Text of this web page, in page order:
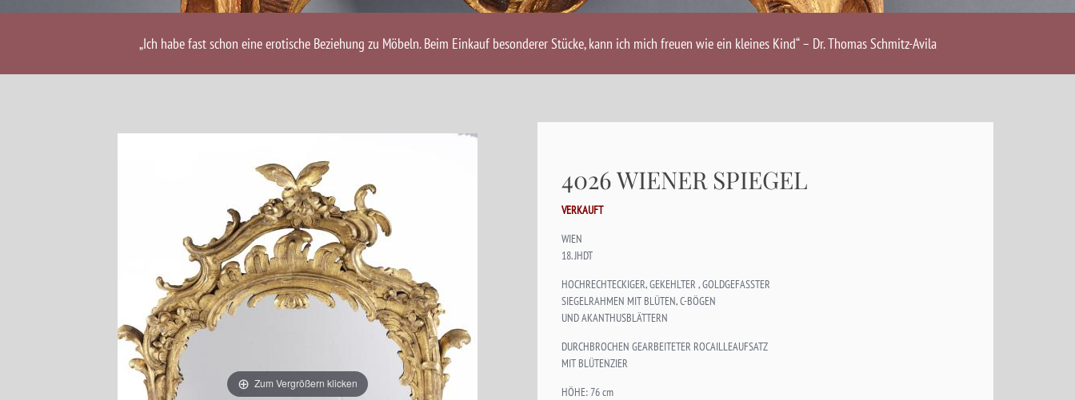
„Ich habe fast schon eine erotische Beziehung zu Möbeln. Beim Einkauf besonderer Stücke, kann ich mich freuen wie ein kleines Kind“ – Dr. Thomas Schmitz-Avila
Zum Vergrößern klicken
4026 WIENER SPIEGEL
VERKAUFT
WIEN
18. JHDT
HOCHRECHTECKIGER, GEKEHLTER , GOLDGEFASSTER
SIEGELRAHMEN MIT BLÜTEN, C-BÖGEN
UND AKANTHUSBLÄTTERN
DURCHBROCHEN GEARBEITETER ROCAILLEAUFSATZ
MIT BLÜTENZIER
HÖHE: 76 cm